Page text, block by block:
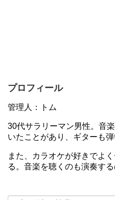
プロフィール
管理人：トム
30代サラリーマン男性。音
いたことがあり、ギターも弾
また、カラオケが好きでよ
る。音楽を聴くのも演奏する